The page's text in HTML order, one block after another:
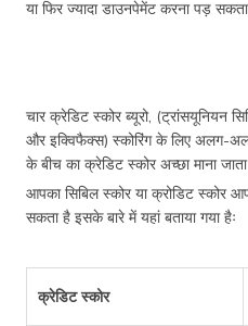
या फिर ज्यादा डाउनपेमेंट करना पड़
चार क्रेडिट स्कोर ब्यूरो, (ट्रांसयूनियन
और इक्विफैक्स) स्कोरिंग के लिए अलग-
के बीच का क्रेडिट स्कोर अच्छा माना
आपका सिबिल स्कोर या क्रोडिट स्कोर
सकता है इसके बारे में यहां बताया गया हैः
क्रेडिट स्कोर